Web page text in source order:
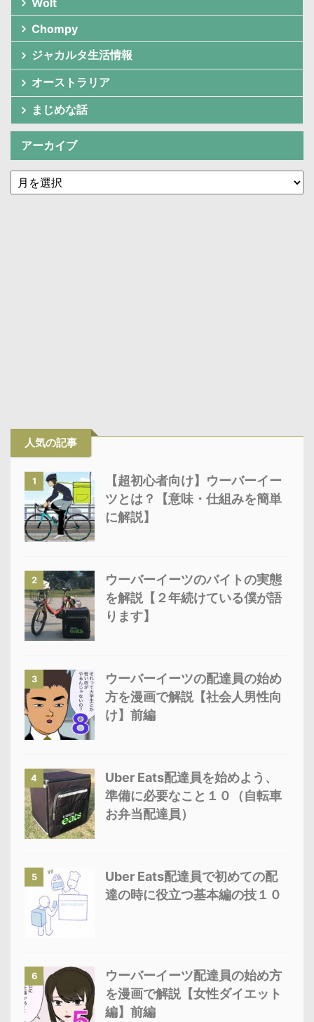
Wolt
Chompy
ジャカルタ生活情報
オーストラリア
まじめな話
アーカイブ
人気の記事
1
【超初心者向け】ウーバーイー
ツとは？【意味・仕組みを簡単
に解説】
2
ウーバーイーツのバイトの実態
を解説【２年続けている僕が語
ります】
3
ウーバーイーツの配達員の始め
方を漫画で解説【社会人男性向
け】前編
4
Uber Eats配達員を始めよう、
準備に必要なこと１０（自転車
お弁当配達員）
5
Uber Eats配達員で初めての配
達の時に役立つ基本編の技１０
6
ウーバーイーツ配達員の始め方
を漫画で解説【女性ダイエット
編】前編